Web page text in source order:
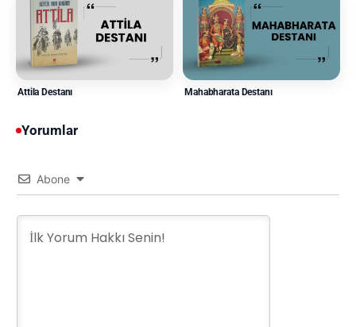
Attila Destanı Mahabharata Destanı
Yorumlar
Abone